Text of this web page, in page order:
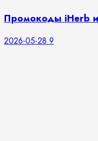
Промокоды iHerb
2026-05-28 9